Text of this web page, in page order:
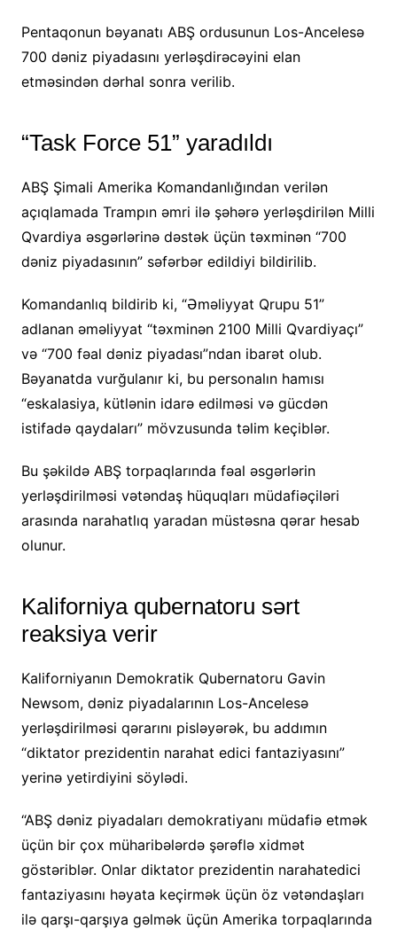
Pentaqonun bəyanatı ABŞ ordusunun Los-Ancelesə
700 dəniz piyadasını yerləşdirəcəyini elan
etməsindən dərhal sonra verilib.
“Task Force 51” yaradıldı
ABŞ Şimali Amerika Komandanlığından verilən
açıqlamada Trampın əmri ilə şəhərə yerləşdirilən Milli
Qvardiya əsgərlərinə dəstək üçün təxminən “700
dəniz piyadasının” səfərbər edildiyi bildirilib.
Komandanlıq bildirib ki, “Əməliyyat Qrupu 51”
adlanan əməliyyat “təxminən 2100 Milli Qvardiyaçı”
və “700 fəal dəniz piyadası”ndan ibarət olub.
Bəyanatda vurğulanır ki, bu personalın hamısı
“eskalasiya, kütlənin idarə edilməsi və gücdən
istifadə qaydaları” mövzusunda təlim keçiblər.
Bu şəkildə ABŞ torpaqlarında fəal əsgərlərin
yerləşdirilməsi vətəndaş hüquqları müdafiəçiləri
arasında narahatlıq yaradan müstəsna qərar hesab
olunur.
Kaliforniya qubernatoru sərt
reaksiya verir
Kaliforniyanın Demokratik Qubernatoru Gavin
Newsom, dəniz piyadalarının Los-Ancelesə
yerləşdirilməsi qərarını pisləyərək, bu addımın
“diktator prezidentin narahat edici fantaziyasını”
yerinə yetirdiyini söylədi.
“ABŞ dəniz piyadaları demokratiyanı müdafiə etmək
üçün bir çox müharibələrdə şərəflə xidmət
göstəriblər. Onlar diktator prezidentin narahatedici
fantaziyasını həyata keçirmək üçün öz vətəndaşları
ilə qarşı-qarşıya gəlmək üçün Amerika torpaqlarında